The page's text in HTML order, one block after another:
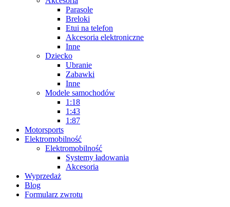
Parasole
Breloki
Etui na telefon
Akcesoria elektroniczne
Inne
Dziecko
Ubranie
Zabawki
Inne
Modele samochodów
1:18
1:43
1:87
Motorsports
Elektromobilność
Elektromobilność
Systemy ładowania
Akcesoria
Wyprzedaż
Blog
Formularz zwrotu